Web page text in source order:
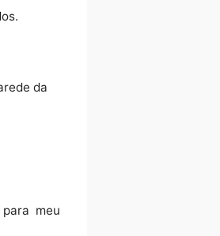
pela geração
os métodos.
na parede da